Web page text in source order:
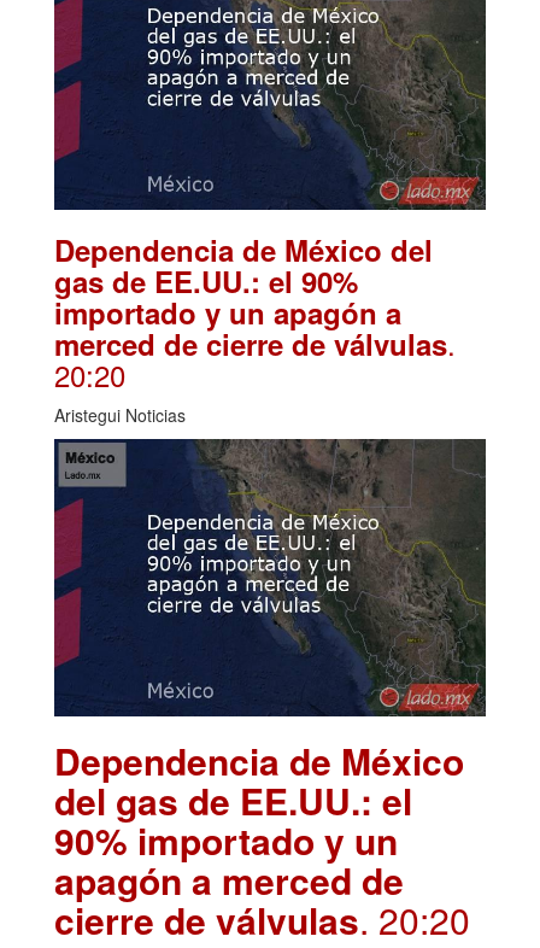
Dependencia de México del
gas de EE.UU.: el 90%
importado y un apagón a
merced de cierre de válvulas.
20:20
Aristegui Noticias
Dependencia de México
del gas de EE.UU.: el
90% importado y un
apagón a merced de
cierre de válvulas. 20:20